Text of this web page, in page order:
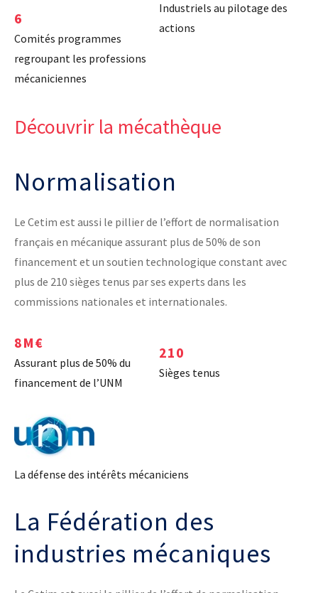
Normalisation
RECHERCHE
Laboratoires communs
Carnot
Librairie
Certifications qualité
Notifications CE
Agréments internationaux
Certifications Cofrend
Le Cetim en bref
Rapports - Publications
Vidéo de présentation
Charte développement durable
Égalité Femmes/Hommes
Information pratiques
Mentions légales
Données personnelles
Conditions générales de vente
Avis d'achat
6
Comités programmes
regroupant les professions
mécaniciennes
Industriels au pilotage des
actions
Découvrir la mécathèque
Normalisation
Le Cetim est aussi le pillier de l’effort de normalisation
français en mécanique assurant plus de 50% de son
financement et un soutien technologique constant avec
plus de 210 sièges tenus par ses experts dans les
commissions nationales et internationales.
8M€
Assurant plus de 50% du
financement de l’UNM
210
Sièges tenus
La défense des intérêts mécaniciens
La Fédération des
industries mécaniques